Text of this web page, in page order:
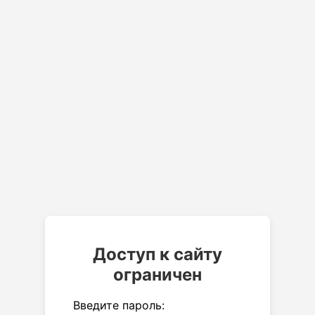
Доступ к сайту
ограничен
Введите пароль: